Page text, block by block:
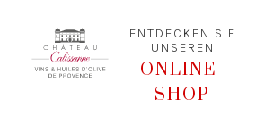
ENTDECKEN SIE
UNSEREN
ONLINE-
SHOP